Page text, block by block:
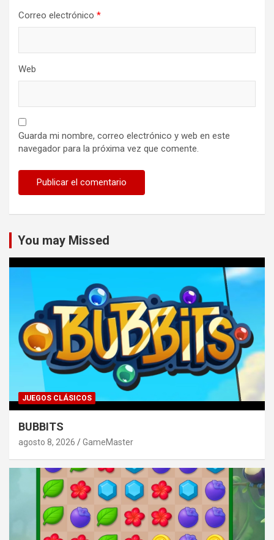
Correo electrónico *
Web
Guarda mi nombre, correo electrónico y web en este
navegador para la próxima vez que comente.
You may Missed
JUEGOS CLÁSICOS
BUBBITS
agosto 8, 2026 GameMaster